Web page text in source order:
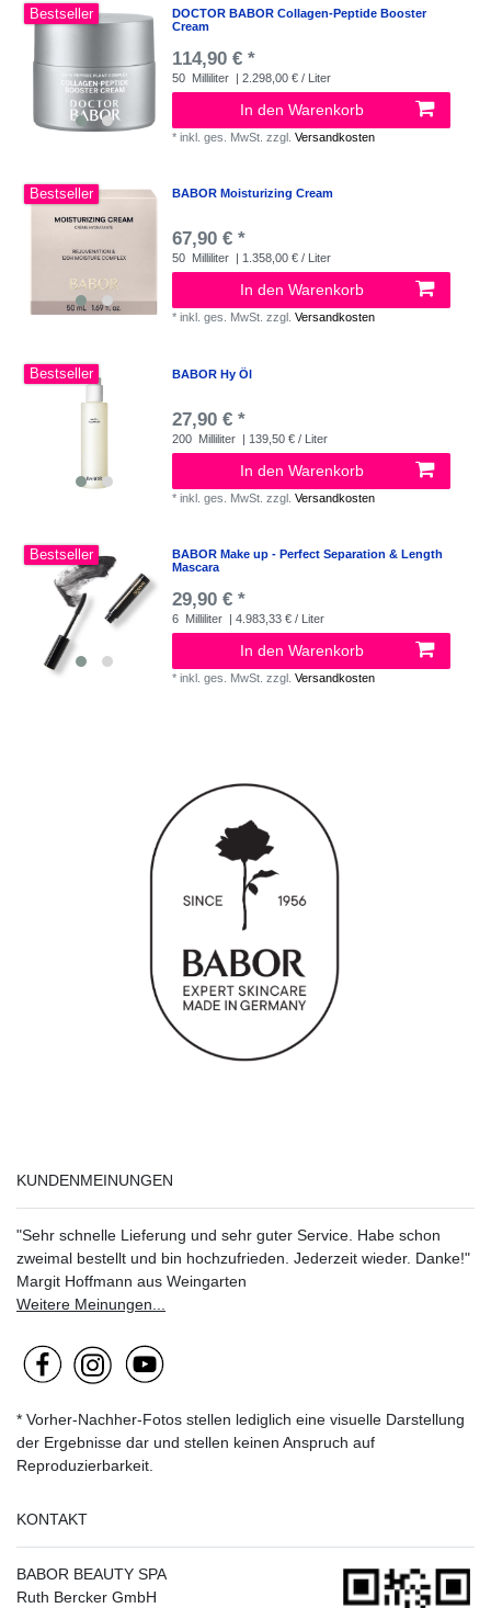
Bestseller
DOCTOR BABOR Collagen-Peptide Booster
Cream
114,90 € *
50 Milliliter | 2.298,00 € / Liter
In den Warenkorb
*inkl. ges. MwSt. zzgl.Versandkosten
Bestseller BABOR Moisturizing Cream
67,90 € *
50 Milliliter | 1.358,00 € / Liter
In den Warenkorb
*inkl. ges. MwSt. zzgl.Versandkosten
Bestseller BABOR Hy Öl
27,90 € *
200 Milliliter | 139,50 € / Liter
In den Warenkorb
*inkl. ges. MwSt. zzgl.Versandkosten
Bestseller
BABOR Make up - Perfect Separation & Length
Mascara
29,90 € *
6 Milliliter | 4.983,33 € / Liter
In den Warenkorb
*inkl. ges. MwSt. zzgl.Versandkosten
KUNDENMEINUNGEN
"Sehr schnelle Lieferung und sehr guter Service. Habe schon
zweimal bestellt und bin hochzufrieden. Jederzeit wieder. Danke!"
Margit Hoffmann aus Weingarten
Weitere Meinungen...
* Vorher-Nachher-Fotos stellen lediglich eine visuelle Darstellung
der Ergebnisse dar und stellen keinen Anspruch auf
Reproduzierbarkeit.
KONTAKT
BABOR BEAUTY SPA
Ruth Bercker GmbH